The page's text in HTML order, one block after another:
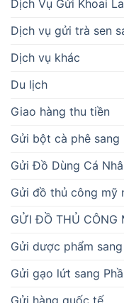
Dịch Vụ Gửi Khoai
Dịch vụ gửi trà sen
Dịch vụ khác
Du lịch
Giao hàng thu tiền
Gửi bột cà phê sang
Gửi Đồ Dùng Cá
Gửi đồ thủ công mỹ
GỬI ĐỒ THỦ CÔNG
Gửi dược phẩm
Gửi gạo lứt sang